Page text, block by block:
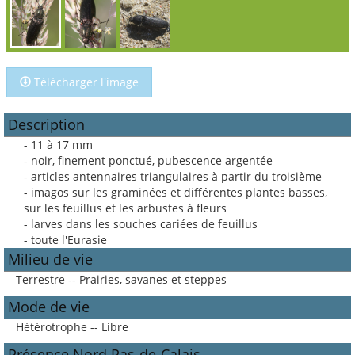
Télécharger l'image
Description
- 11 à 17 mm
- noir, finement ponctué, pubescence argentée
- articles antennaires triangulaires à partir du troisième
- imagos sur les graminées et différentes plantes basses,
sur les feuillus et les arbustes à fleurs
- larves dans les souches cariées de feuillus
- toute l'Eurasie
Milieu de vie
Terrestre -- Prairies, savanes et steppes
Mode de vie
Hétérotrophe -- Libre